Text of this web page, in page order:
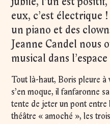
eux, c’est électrique
un piano et des
Jeanne Candel nous
musical dans
Tout là-haut, Boris pleure à
s’en moque, il fanfaronne
tente de jeter un pont entre
théâtre « amoché », les